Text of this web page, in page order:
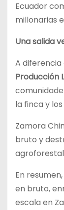
Ecuador
millonarias
Una salida
A diferencia
Producción
la finca y
Zamora
bruto y
En
en bruto,
escala en